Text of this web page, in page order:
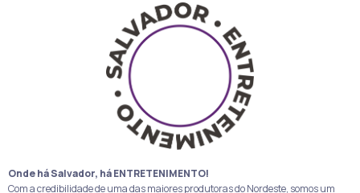
Onde há Salvador, há ENTRETENIMENTO!
Com a credibilidade de uma das maiores produtoras do Nordeste, somos um